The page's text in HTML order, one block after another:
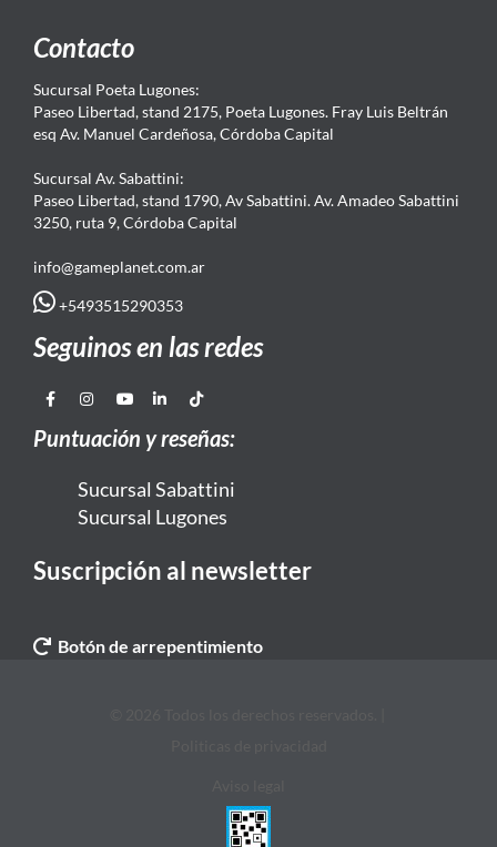
Contacto
Sucursal Poeta Lugones:
Paseo Libertad, stand 2175, Poeta Lugones. Fray Luis Beltrán
esq Av. Manuel Cardeñosa, Córdoba Capital
Sucursal Av. Sabattini:
Paseo Libertad, stand 1790, Av Sabattini. Av. Amadeo Sabattini
3250, ruta 9, Córdoba Capital
info@gameplanet.com.ar
+5493515290353
Seguinos en las redes
Puntuación y reseñas:
Sucursal Sabattini
Sucursal Lugones
Suscripción al newsletter
Botón de arrepentimiento